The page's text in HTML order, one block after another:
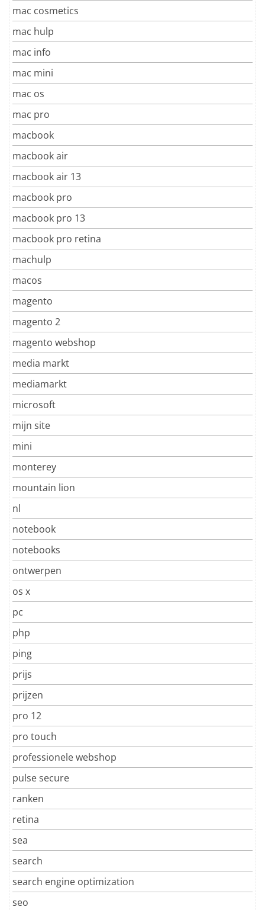
mac cosmetics
mac hulp
mac info
mac mini
mac os
mac pro
macbook
macbook air
macbook air 13
macbook pro
macbook pro 13
macbook pro retina
machulp
macos
magento
magento 2
magento webshop
media markt
mediamarkt
microsoft
mijn site
mini
monterey
mountain lion
nl
notebook
notebooks
ontwerpen
os x
pc
php
ping
prijs
prijzen
pro 12
pro touch
professionele webshop
pulse secure
ranken
retina
sea
search
search engine optimization
seo